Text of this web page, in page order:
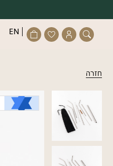
EN
פתיחת
חלונית
פתיחת
חלונית
פתיחת
מועדפים
חזרה